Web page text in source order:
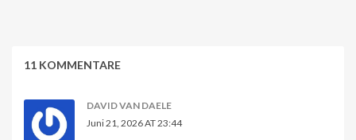
11 KOMMENTARE
DAVID VAN DAELE
Juni 21, 2026 AT 23:44